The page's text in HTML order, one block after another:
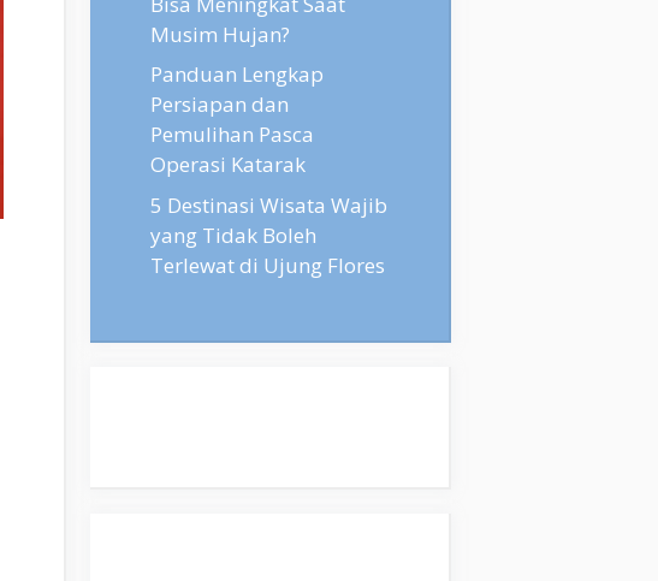
Musim Hujan?
Panduan Lengkap
Persiapan dan
Pemulihan Pasca
Operasi Katarak
5 Destinasi Wisata Wajib
yang Tidak Boleh
Terlewat di Ujung Flores